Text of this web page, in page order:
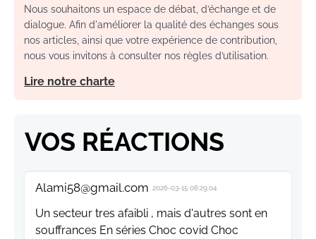
Nous souhaitons un espace de débat, d’échange et de
dialogue. Afin d'améliorer la qualité des échanges sous
nos articles, ainsi que votre expérience de contribution,
nous vous invitons à consulter nos règles d’utilisation.
Lire notre charte
VOS RÉACTIONS
Alami58@gmail.com 2026-03-15 08:29:04
Un secteur tres afaibli , mais d'autres sont en
souffrances En séries Choc covid Choc